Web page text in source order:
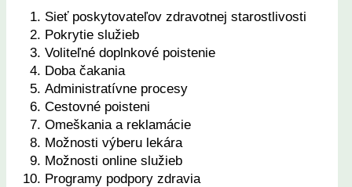
Sieť poskytovateľov zdravotnej starostlivosti
Pokrytie služieb
Voliteľné doplnkové poistenie
Doba čakania
Administratívne procesy
Cestovné poisteni
Omeškania a reklamácie
Možnosti výberu lekára
Možnosti online služieb
Programy podpory zdravia